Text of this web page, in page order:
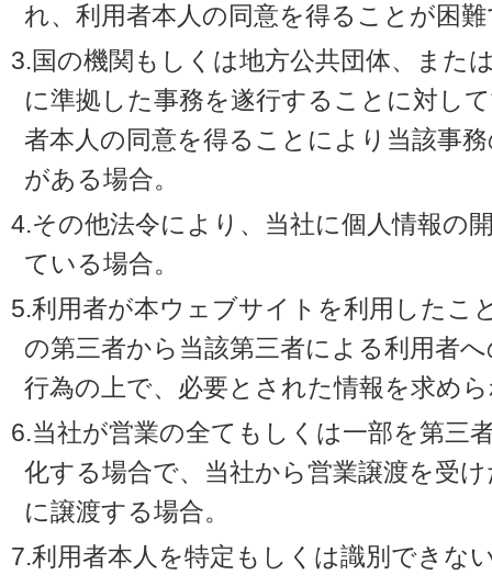
れ、利用者本人の同意を得ることが困
3.国の機関もしくは地方公共団体、また
に準拠した事務を遂行することに対し
者本人の同意を得ることにより当該事
がある場合。
4.その他法令により、当社に個人情報の
ている場合。
5.利用者が本ウェブサイトを利用したこ
の第三者から当該第三者による利用者
行為の上で、必要とされた情報を求め
6.当社が営業の全てもしくは一部を第三
化する場合で、当社から営業譲渡を受
に譲渡する場合。
7.利用者本人を特定もしくは識別できな